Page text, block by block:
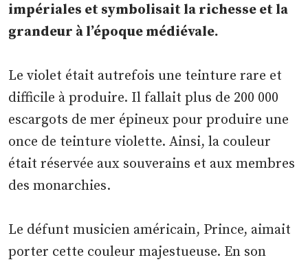
impériales et symbolisait la richesse et la
grandeur à l’époque médiévale.
Le violet était autrefois une teinture rare et
difficile à produire. Il fallait plus de 200 000
escargots de mer épineux pour produire une
once de teinture violette. Ainsi, la couleur
était réservée aux souverains et aux membres
des monarchies.
Le défunt musicien américain, Prince, aimait
porter cette couleur majestueuse. En son